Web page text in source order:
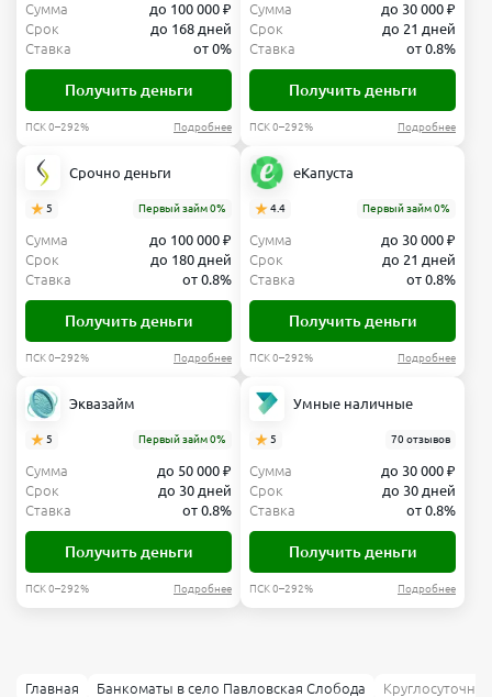
Сумма
до 100 000 ₽
Срок
до 168 дней
Ставка
от 0%
Получить деньги
ПСК 0–292% Подробнее
Сумма
до 30 000 ₽
Срок
до 21 дней
Ставка
от 0.8%
Получить деньги
ПСК 0–292% Подробнее
Срочно деньги
5 Первый займ 0%
Сумма
до 100 000 ₽
Срок
до 180 дней
Ставка
от 0.8%
Получить деньги
ПСК 0–292% Подробнее
еКапуста
4.4 Первый займ 0%
Сумма
до 30 000 ₽
Срок
до 21 дней
Ставка
от 0.8%
Получить деньги
ПСК 0–292% Подробнее
Эквазайм
5 Первый займ 0%
Сумма
до 50 000 ₽
Срок
до 30 дней
Ставка
от 0.8%
Получить деньги
ПСК 0–292% Подробнее
Умные наличные
5 70 отзывов
Сумма
до 30 000 ₽
Срок
до 30 дней
Ставка
от 0.8%
Получить деньги
ПСК 0–292% Подробнее
Главная Банкоматы в село Павловская Слобода